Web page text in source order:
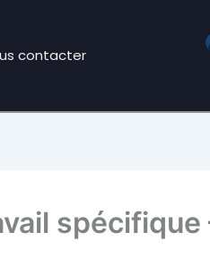
contacter